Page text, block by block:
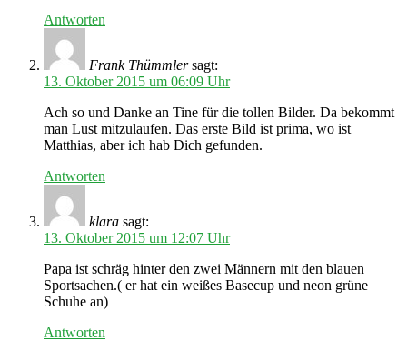
Antworten
Frank Thümmler sagt:
13. Oktober 2015 um 06:09 Uhr
Ach so und Danke an Tine für die tollen Bilder. Da bekommt
man Lust mitzulaufen. Das erste Bild ist prima, wo ist
Matthias, aber ich hab Dich gefunden.
Antworten
klara sagt:
13. Oktober 2015 um 12:07 Uhr
Papa ist schräg hinter den zwei Männern mit den blauen
Sportsachen.( er hat ein weißes Basecup und neon grüne
Schuhe an)
Antworten